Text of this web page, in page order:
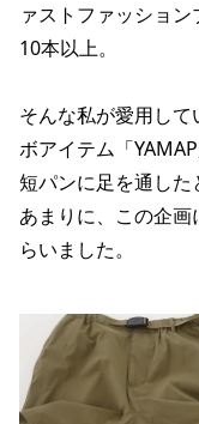
ァストファッショ
10本以上。
そんな私が愛用して
ボアイテム「
短パンに足を通し
あまりに、この企
らいました。